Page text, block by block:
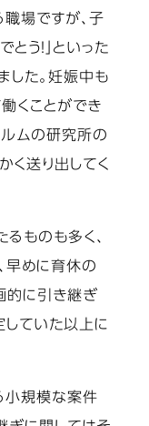
場ですが、子
う！」といった
した。妊娠中も
くことができ
ルムの研究所の
く送り出してく
ものも多く、
早めに育休の
的に引き継ぎ
していた以上に
小規模な案件